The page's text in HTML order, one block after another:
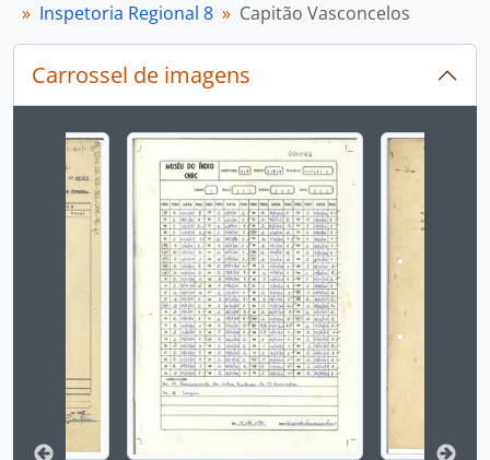
Inspetoria Regional 8
Capitão Vasconcelos
Carrossel de imagens
Ao alterar o slide atual deste carrossel, o título da